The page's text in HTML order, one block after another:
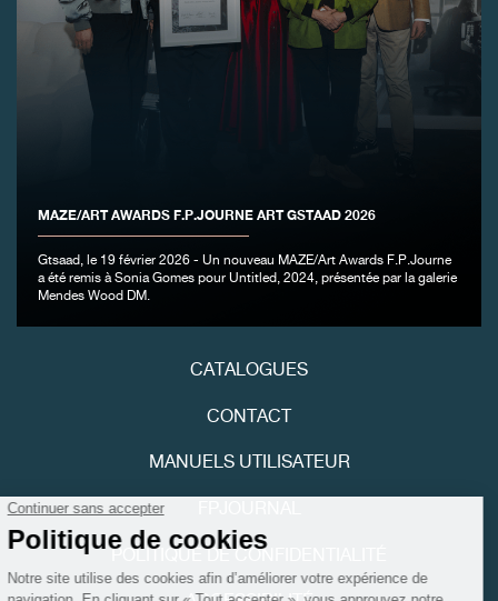
MAZE/ART AWARDS F.P.JOURNE ART GSTAAD 2026
Gtsaad, le 19 février 2026 - Un nouveau MAZE/Art Awards F.P.Journe
a été remis à Sonia Gomes pour Untitled, 2024, présentée par la galerie
Mendes Wood DM.
CATALOGUES
CONTACT
MANUELS UTILISATEUR